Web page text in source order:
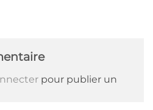
pour publier un